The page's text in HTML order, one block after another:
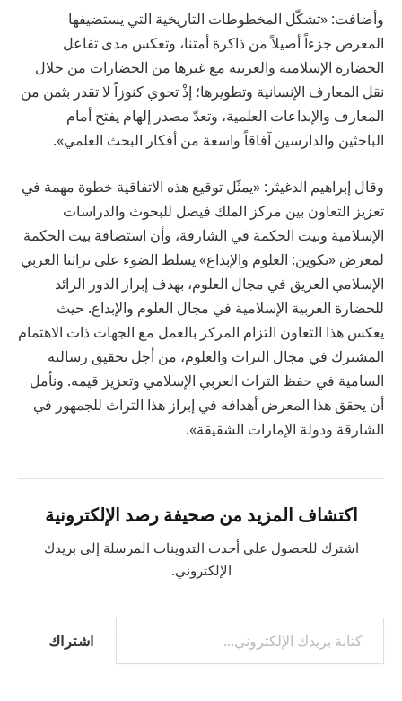
وأضافت: «تشكّل المخطوطات التاريخية التي يستضيفها
المعرض جزءاً أصيلاً من ذاكرة أمتنا، وتعكس مدى تفاعل
الحضارة الإسلامية والعربية مع غيرها من الحضارات من خلال
نقل المعارف الإنسانية وتطويرها؛ إذْ تحوي كنوزاً لا تقدر بثمن من
المعارف والإبداعات العلمية، وتعدّ مصدر إلهام يفتح أمام
الباحثين والدارسين آفاقاً واسعة من أفكار البحث العلمي».
وقال إبراهيم الدغيثر: «يمثّل توقيع هذه الاتفاقية خطوة مهمة في
تعزيز التعاون بين مركز الملك فيصل للبحوث والدراسات
الإسلامية وبيت الحكمة في الشارقة، وأن استضافة بيت الحكمة
لمعرض «تكوين: العلوم والإبداع» يسلط الضوء على تراثنا العربي
الإسلامي العريق في مجال العلوم، بهدف إبراز الدور الرائد
للحضارة العربية الإسلامية في مجال العلوم والإبداع. حيث
يعكس هذا التعاون التزام المركز بالعمل مع الجهات ذات الاهتمام
المشترك في مجال التراث والعلوم، من أجل تحقيق رسالته
السامية في حفظ التراث العربي الإسلامي وتعزيز قيمه. ونأمل
أن يحقق هذا المعرض أهدافه في إبراز هذا التراث للجمهور في
الشارقة ودولة الإمارات الشقيقة».
اكتشاف المزيد من صحيفة رصد الإلكترونية
اشترك للحصول على أحدث التدوينات المرسلة إلى بريدك
الإلكتروني.
اشتراك